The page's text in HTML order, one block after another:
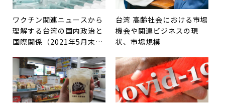
ワクチン関連ニュースから
理解する台湾の国内政治と
国際関係（2021年5月末の
台湾 高齢社会における市場
機会や関連ビジネスの現
状、市場規模